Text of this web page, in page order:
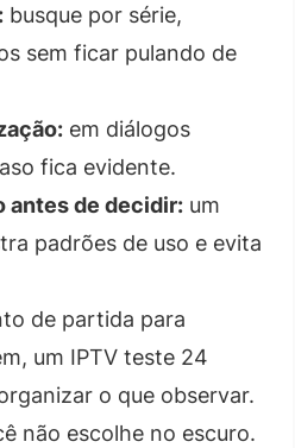
busque por série,
sem ficar pulando de
em diálogos
fica evidente.
antes de decidir: um
padrões de uso e evita
de partida para
um IPTV teste 24
o que observar.
não escolhe no escuro.